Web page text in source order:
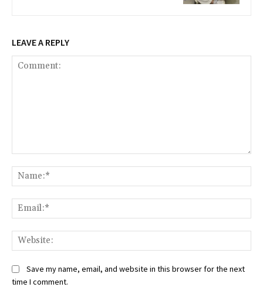
LEAVE A REPLY
Save my name, email, and website in this browser for the next
time I comment.